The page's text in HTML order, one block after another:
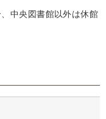
中央図書館以外は休館